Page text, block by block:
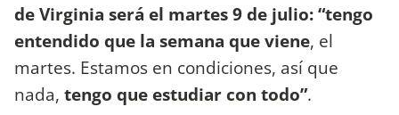
de Virginia será el martes 9 de julio: “tengo
entendido que la semana que viene, el
martes. Estamos en condiciones, así que
nada, tengo que estudiar con todo”.